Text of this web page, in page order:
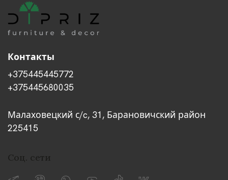
Контакты
+375445445772
+375445680035
Малаховецкий с/c, 31, Барановичский район
225415
Соц. сети